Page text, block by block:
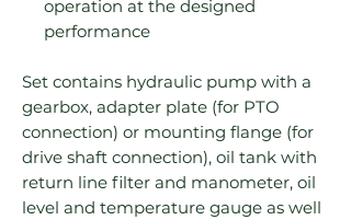
operation at the designed
performance
Set contains hydraulic pump with a
gearbox, adapter plate (for PTO
connection) or mounting flange (for
drive shaft connection), oil tank with
return line filter and manometer, oil
level and temperature gauge as well